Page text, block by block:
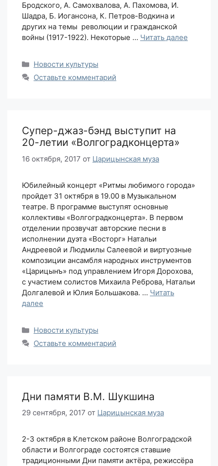
Бродского, А. Самохвалова, А. Пахомова, И.
Шадра, Б. Иогансона, К. Петров-Водкина и
других на темы революции и гражданской
войны (1917-1922). Некоторые … Читать далее
Рубрики
Новости культуры
Оставьте комментарий
Супер-джаз-бэнд выступит на
20-летии «Волгоградконцерта»
16 октября, 2017 от Царицынская муза
Юбилейный концерт «Ритмы любимого города»
пройдет 31 октября в 19.00 в Музыкальном
театре. В программе выступят основные
коллективы «Волгоградконцерта». В первом
отделении прозвучат авторские песни в
исполнении дуэта «Восторг» Натальи
Андреевой и Людмилы Салеевой и виртуозные
композиции ансамбля народных инструментов
«Царицынъ» под управлением Игоря Дорохова,
с участием солистов Михаила Реброва, Натальи
Долгалевой и Юлия Большакова. … Читать
далее
Рубрики
Новости культуры
Оставьте комментарий
Дни памяти В.М. Шукшина
29 сентября, 2017 от Царицынская муза
2-3 октября в Клетском районе Волгоградской
области и Волгограде состоятся ставшие
традиционными Дни памяти актёра, режиссёра